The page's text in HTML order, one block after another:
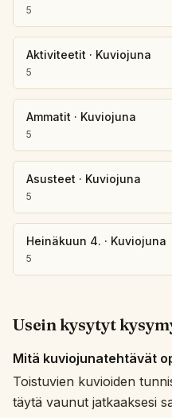
5
Aktiviteetit · Kuviojuna
5
Ammatit · Kuviojuna
5
Asusteet · Kuviojuna
5
Heinäkuun 4. · Kuviojuna
5
Usein kysytyt
Mitä kuviojunatehtävät
Toistuvien kuvioiden
täytä vaunut jatkaaksesi